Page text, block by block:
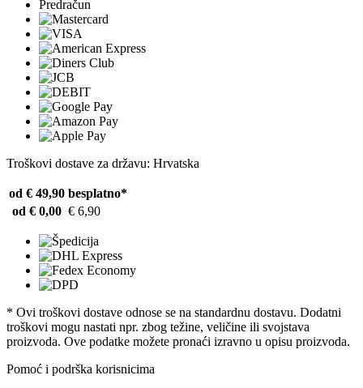
Predračun
Troškovi dostave za državu: Hrvatska
od € 49,90 besplatno*
od € 0,00 € 6,90
* Ovi troškovi dostave odnose se na standardnu ​​dostavu. Dodatni
troškovi mogu nastati npr. zbog težine, veličine ili svojstava
proizvoda. Ove podatke možete pronaći izravno u opisu proizvoda.
Pomoć i podrška korisnicima